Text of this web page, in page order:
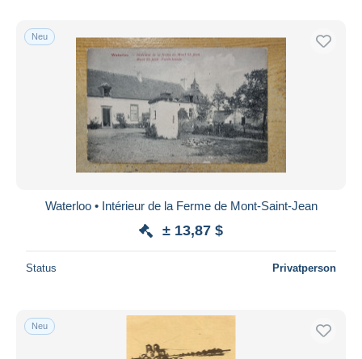
Neu
Waterloo • Intérieur de la Ferme de Mont-Saint-Jean
± 13,87 $
Status Privatperson
Neu